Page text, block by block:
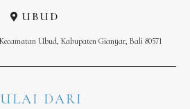
UBUD
Ubud, Kabupaten Gianyar, Bali 80571
DARI